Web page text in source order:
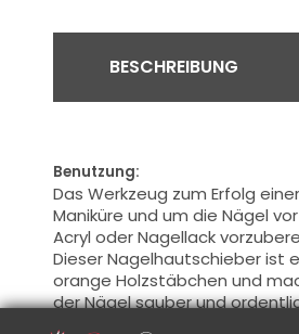
BESCHREIBUNG
Benutzung:
Das Werkzeug zum Erfolg
Maniküre und um die Nägel vor
Acryloder Nagellack
Dieser Nagelhautschieberist
orange Holzstäbchen und
derNägelsauber und